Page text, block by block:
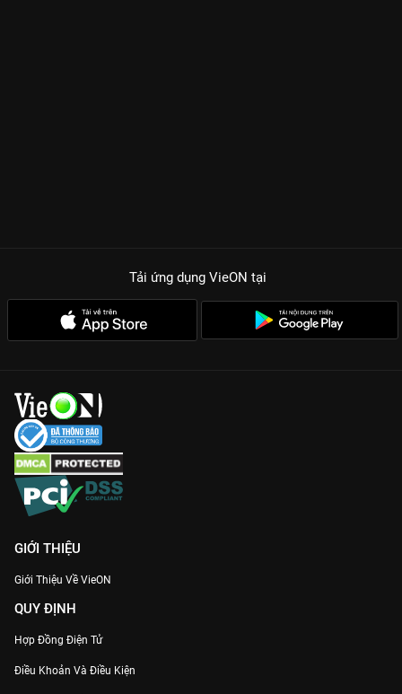
Tải ứng dụng VieON tại
GIỚI THIỆU
Giới Thiệu Về VieON
QUY ĐỊNH
Hợp Đồng Điện Tử
Điều Khoản Và Điều Kiện